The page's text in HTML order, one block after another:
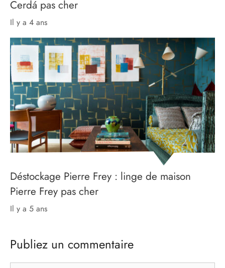
Cerdá pas cher
il y a 4 ans
Déstockage Pierre Frey : linge de maison
Pierre Frey pas cher
il y a 5 ans
Publiez un commentaire